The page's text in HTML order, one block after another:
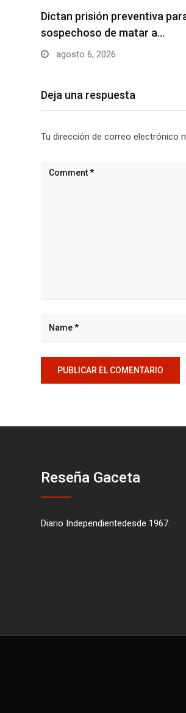
Dictan prisión preventiva
sospechoso de matar a…
agosto 6, 2026
Deja una respuesta
Tu dirección de correo electrónico
Reseña Gaceta
Diario Independientedesde 1967.